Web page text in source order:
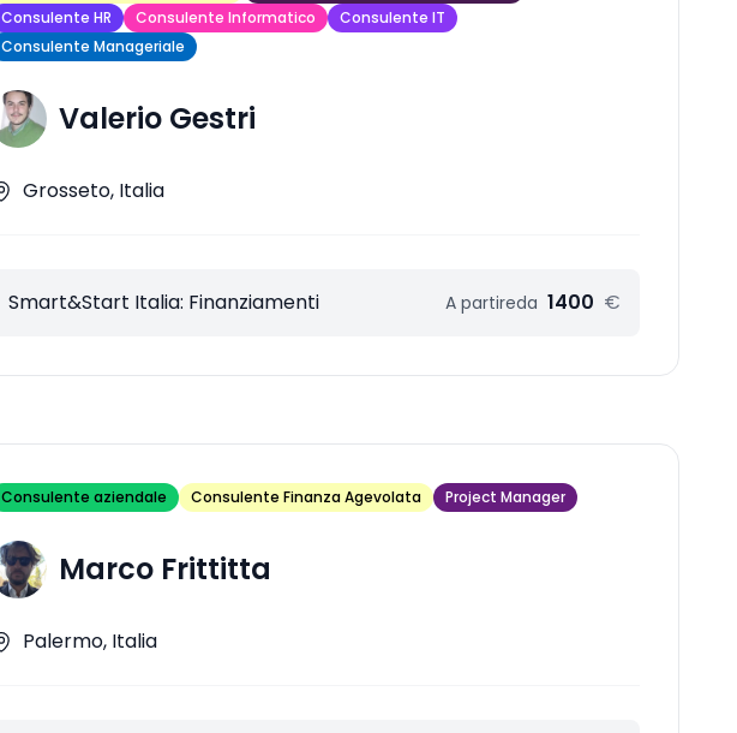
Consulente HR
Consulente Informatico
Consulente IT
Consulente Manageriale
Valerio Gestri
Grosseto, Italia
Smart&Start Italia: Finanziamenti A partireda 1400 €
Consulente aziendale Consulente Finanza Agevolata Project Manager
Marco Frittitta
Palermo, Italia